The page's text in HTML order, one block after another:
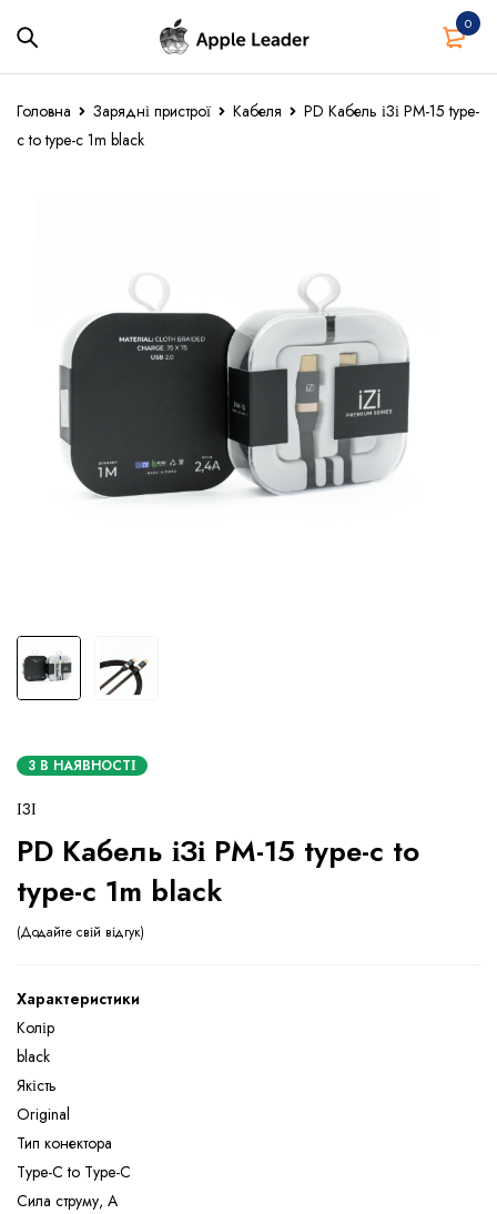
0
Головна Зарядні пристрої Кабеля
PD Кабель іЗі PM-15 type-
c to type-c 1m black
3 В НАЯВНОСТІ
ІЗІ
PD Кабель іЗі PM-15 type-c to
type-c 1m black
Додайте свій відгук
Характеристики
Колір
black
Якість
Original
Тип конектора
Type-C to Type-C
Сила струму, A